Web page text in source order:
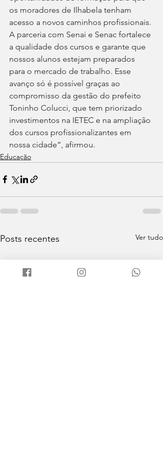
os moradores de Ilhabela tenham
acesso a novos caminhos profissionais.
A parceria com Senai e Senac fortalece
a qualidade dos cursos e garante que
nossos alunos estejam preparados
para o mercado de trabalho. Esse
avanço só é possível graças ao
compromisso da gestão do prefeito
Toninho Colucci, que tem priorizado
investimentos na IETEC e na ampliação
dos cursos profissionalizantes em
nossa cidade”, afirmou.
Educação
Posts recentes Ver tudo